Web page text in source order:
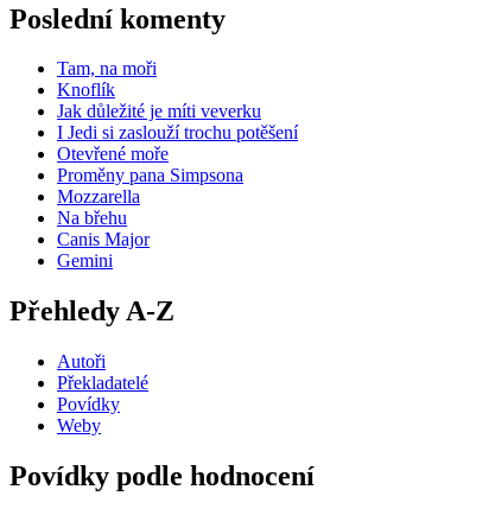
Poslední komenty
Tam, na moři
Knoflík
Jak důležité je míti veverku
I Jedi si zaslouží trochu potěšení
Otevřené moře
Proměny pana Simpsona
Mozzarella
Na břehu
Canis Major
Gemini
Přehledy A-Z
Autoři
Překladatelé
Povídky
Weby
Povídky podle hodnocení